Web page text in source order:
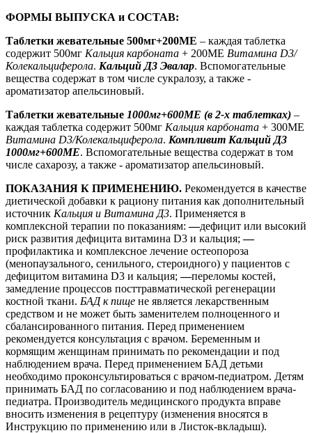
ФОРМЫ ВЫПУСКА и СОСТАВ:
Таблетки жевательные 500мг+200МЕ – каждая таблетка
содержит 500мг Кальция карбоната + 200МЕ Витамина D3/
Колекальциферола. Кальций Д3 Эвалар. Вспомогательные
вещества содержат в том числе сукралозу, а также -
ароматизатор апельсиновый.
Таблетки жевательные 1000мг+600МЕ (в 2-х таблетках) –
каждая таблетка содержит 500мг Кальция карбоната + 300МЕ
Витамина D3/Колекальциферола. Компливит Кальций Д3
1000мг+600МЕ. Вспомогательные вещества содержат в том
числе сахарозу, а также - ароматизатор апельсиновый.
ПОКАЗАНИЯ К ПРИМЕНЕНИЮ. Рекомендуется в качестве
диетической добавки к рациону питания как дополнительный
источник Кальция и Витамина Д3. Применяется в
комплексной терапии по показаниям:—дефицит или высокий
риск развития дефицита витамина D3 и кальция; —
профилактика и комплексное лечение остеопороза
(менопаузального, сенильного, стероидного) у пациентов с
дефицитом витамина D3 и кальция; —переломы костей,
замедление процессов посттравматической регенерации
костной ткани. БАД к пище не является лекарственным
средством и не может быть заменителем полноценного и
сбалансированного питания. Перед применением
рекомендуется консультация с врачом. Беременным и
кормящим женщинам принимать по рекомендации и под
наблюдением врача. Перед применением БАД детьми
необходимо проконсультироваться с врачом-педиатром. Детям
принимать БАД по согласованию и под наблюдением врача-
педиатра. Производитель медицинского продукта вправе
вносить изменения в рецептуру (изменения вносятся в
Инструкцию по применению или в Листок-вкладыш).